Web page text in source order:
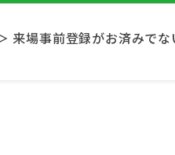
来場事前登録がお済みで